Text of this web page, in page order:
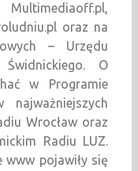
Multimediaoff.pl,
oraz na
– Urzędu
O
w Programie
Wrocław oraz
Radiu LUZ.
www pojawiły się